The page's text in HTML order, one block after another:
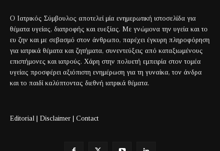
Ο Ιατρικός Σύμβουλος αποτελεί μία ενημερωτική ιστοσελίδα για
θέματα υγείας, διατροφής και ευεξίας. Με γνώμονα την υγεία και το
ευ ζην και με σεβασμό στον άνθρωπο, παρέχει έγκυρη πληροφόρηση
για ιατρικά θέματα και ζητήματα, συνεντεύξεις από καταξιωμένους
επιστήμονες και ιατρούς. Χάρη στην πολυετή εμπειρία στον τομέα
υγείας προσφέρει αξιόπιστη ενημέρωση για τη γυναίκα, τον άνδρα
και το παιδί καλύπτοντας διεθνή ιατρικά θέματα.
Editorial | Disclaimer | Contact